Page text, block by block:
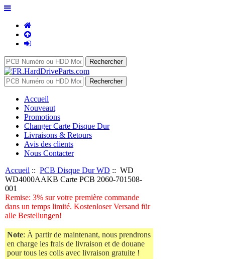
Accueil
Nouveaut
Promotions
Changer Carte Disque Dur
Livraisons & Retours
Avis des clients
Nous Contacter
Accueil ::PCB Disque Dur WD :: WD
WD4000AAKB Carte PCB 2060-701508-
001
Remise: 3% sur votre première commande
dans un temps limité. Kostenloser Versand für
alle Bestellungen!
Note: À partir de maintenant, nous prendrons
en charge les frais de livraison et de douane
pour tous les colis avec livraison gratuite !